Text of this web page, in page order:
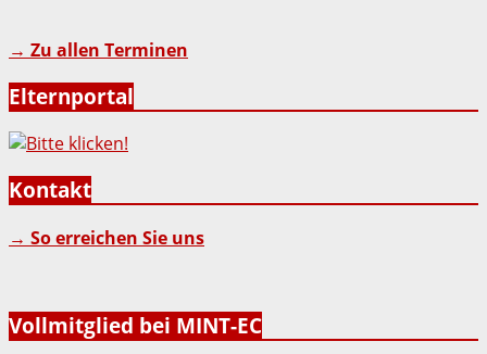
→ Zu allen Terminen
Elternportal
Kontakt
→ So erreichen Sie uns
Vollmitglied bei MINT-EC